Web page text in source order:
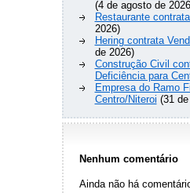
(4 de agosto de
Restaurante
2026)
Hering contrata
de 2026)
Construção Civil
Deficiência para
Empresa do Ramo
Centro/Niteroi (31
Nenhum comentário
Ainda não há